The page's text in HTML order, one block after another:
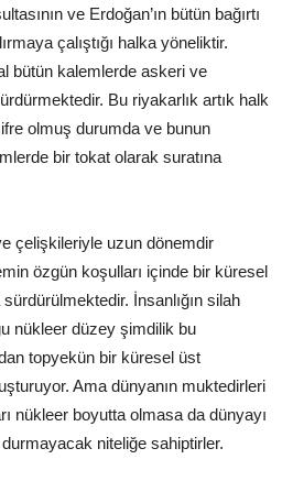
ve Erdoğan’ın bütün bağırtı
çalıştığı halka yöneliktir.
bütün kalemlerde askeri ve
Bu riyakarlık artık halk
olmuş durumda ve bunun
bir tokat olarak suratına
çelişkileriyle uzun dönemdir
özgün koşulları içinde bir küresel
İnsanlığın silah
nükleer düzey şimdilik bu
topyekün bir küresel üst
Ama dünyanın muktedirleri
nükleer boyutta olmasa da dünyayı
niteliğe sahiptirler.